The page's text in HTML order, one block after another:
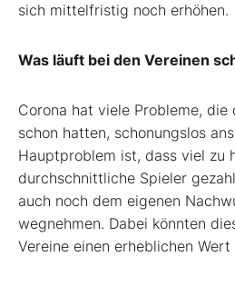
sich mittelfristig noch erhöhen.
Was läuft bei den Vereinen
Corona hat viele Probleme, die
schon hatten, schonungslos
Hauptproblem ist, dass viel zu
durchschnittliche Spieler
auch noch dem eigenen
wegnehmen. Dabei könnten
Vereine einen erheblichen